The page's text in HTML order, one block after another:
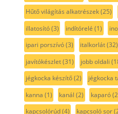
Hűtő világítás alkatrészek(25)
illatosító(3) indítórelé (1)
ipari porszívó(3) italkorlát(32)
javítókészlet(31) jobb oldali
jégkocka készítő(2) jégkocka
kanna (1) kanál (2) kaparó
kapcsolórúd(4) kapcsoló sor